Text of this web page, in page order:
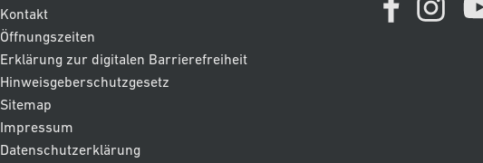
Kontakt
Öffnungszeiten
Erklärung zur digitalen Barrierefreiheit
Hinweisgeberschutzgesetz
Sitemap
Impressum
Datenschutzerklärung